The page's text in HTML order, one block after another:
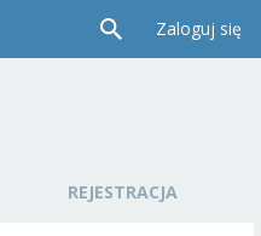
Zaloguj się
REJESTRACJA